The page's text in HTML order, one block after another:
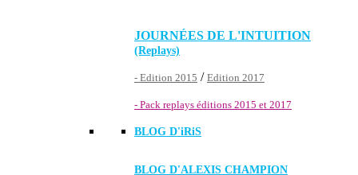
JOURNÉES DE L'INTUITION
(Replays)
- Edition 2015 / Edition 2017
- Pack replays éditions 2015 et 2017
BLOG D'iRiS
BLOG D'ALEXIS CHAMPION